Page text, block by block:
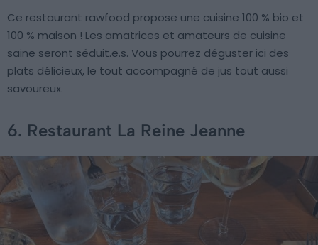
Ce restaurant rawfood propose une cuisine 100 % bio et
100 % maison ! Les amatrices et amateurs de cuisine
saine seront séduit.e.s. Vous pourrez déguster ici des
plats délicieux, le tout accompagné de jus tout aussi
savoureux.
6. Restaurant La Reine Jeanne